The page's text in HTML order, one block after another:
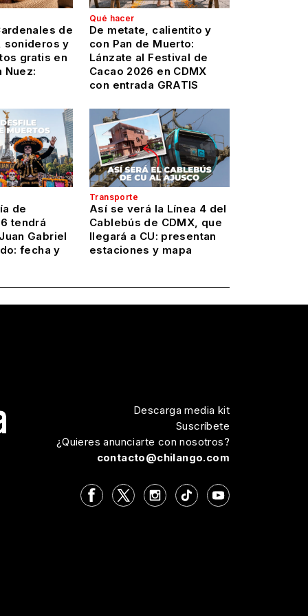
de
sonideros y
gratis en
Nuez:
Qué hacer
De metate, calientito y
con Pan de Muerto:
Lánzate al Festival de
Cacao 2026 en CDMX
con entrada GRATIS
de
tendrá
Gabriel
fecha y
Transporte
Así se verá la Línea 4 del
Cablebús de CDMX, que
llegará a CU: presentan
estaciones y mapa
Descarga media kit
Suscríbete
¿Quieres anunciarte con nosotros?
contacto@chilango.com